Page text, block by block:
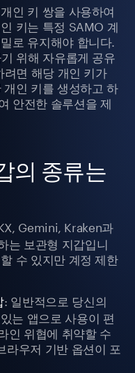
인 키 쌍을 사용하여
키는 특정 SAMO 계
로 유지해야 합니다.
위해 자유롭게 공유
면 해당 개인 키가
인 키를 생성하고 하
안전한 솔루션을 제
의 종류는
Gemini, Kraken과
는 보관형 지갑입니
수 있지만 계정 제한
: 일반적으로 당신의
는 앱으로 사용이 편
인 위협에 취약할 수
라우저 기반 옵션이 포